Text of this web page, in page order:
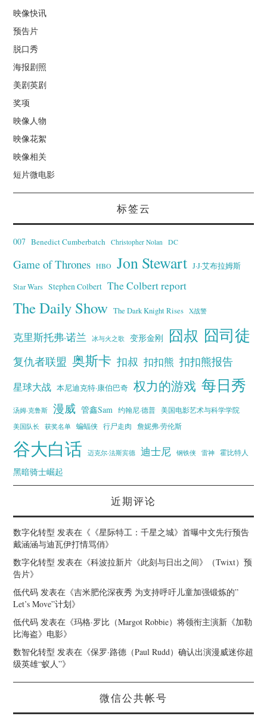
映像快讯
预告片
脱口秀
海报剧照
美剧英剧
奖项
映像人物
映像花絮
映像相关
短片微电影
标签云
007 Benedict Cumberbatch Christopher Nolan DC
Game of Thrones HBO Jon Stewart J·J·艾布拉姆斯
Star Wars Stephen Colbert The Colbert report
The Daily Show The Dark Knight Rises X战警
克里斯托弗·诺兰 冰与火之歌 变形金刚 囧叔 囧司徒
复仇者联盟 奥斯卡 扣叔 扣扣熊 扣扣熊报告
星球大战 本尼迪克特·康伯巴奇 权力的游戏 每日秀
汤姆·克鲁斯 漫威 管鑫Sam 约翰尼·德普
美国电影艺术与科学学院
美国队长
获奖名单 蝙蝠侠 行尸走肉 詹妮弗·劳伦斯
谷大白话 迈克尔·法斯宾德 迪士尼 钢铁侠 雷神 霍比特人
黑暗骑士崛起
近期评论
数字化转型 发表在《 《星际特工：千星之城》首曝中文先行预告
戴涵涵与迪瓦伊打情骂俏》
数字化转型 发表在《科波拉新片《此刻与日出之间》（Twixt）预
告片》
低代码 发表在《吉米肥伦深夜秀 为支持呼吁儿童加强锻炼的”
Let’s Move”计划》
低代码 发表在《玛格·罗比（Margot Robbie）将领衔主演新《加勒
比海盗》电影》
数智化转型 发表在《保罗·路德（Paul Rudd）确认出演漫威迷你超
级英雄“蚁人”》
微信公共帐号